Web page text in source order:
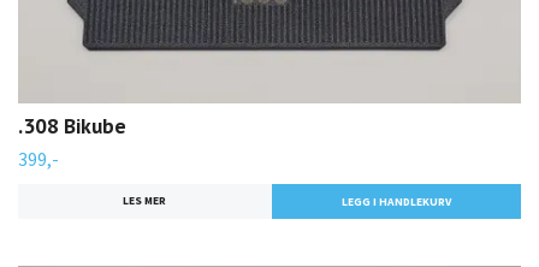
.308 Bikube
399,-
LES MER